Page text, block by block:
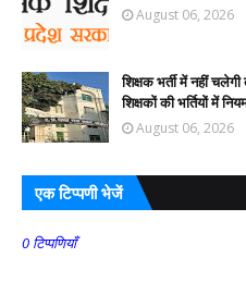
August 06, 2026
शिक्षक भर्ती में नहीं
शिक्षकों की भर्तियों में
August 06, 2026
एक टिप्पणी भेजें
0 टिप्पणियाँ